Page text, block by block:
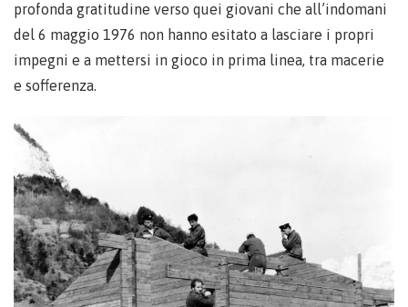
profonda gratitudine verso quei giovani che all’indomani
del 6 maggio 1976 non hanno esitato a lasciare i propri
impegni e a mettersi in gioco in prima linea, tra macerie
e sofferenza.